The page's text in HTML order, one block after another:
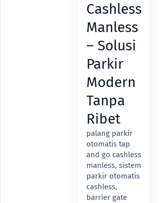
Cashless
Manless
– Solusi
Parkir
Modern
Tanpa
Ribet
palang parkir
otomatis tap
and go cashless
manless, sistem
parkir otomatis
cashless,
barrier gate